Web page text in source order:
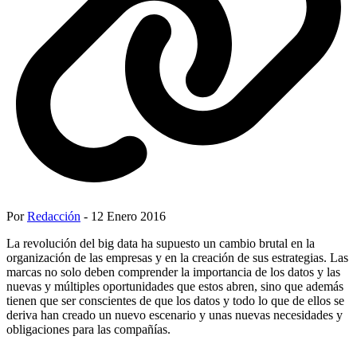
PorRedacción - 12 Enero 2016
La revolución del big data ha supuesto un cambio brutal en la
organización de las empresas y en la creación de sus estrategias. Las
marcas no solo deben comprender la importancia de los datos y las
nuevas y múltiples oportunidades que estos abren, sino que además
tienen que ser conscientes de que los datos y todo lo que de ellos se
deriva han creado un nuevo escenario y unas nuevas necesidades y
obligaciones para las compañías.